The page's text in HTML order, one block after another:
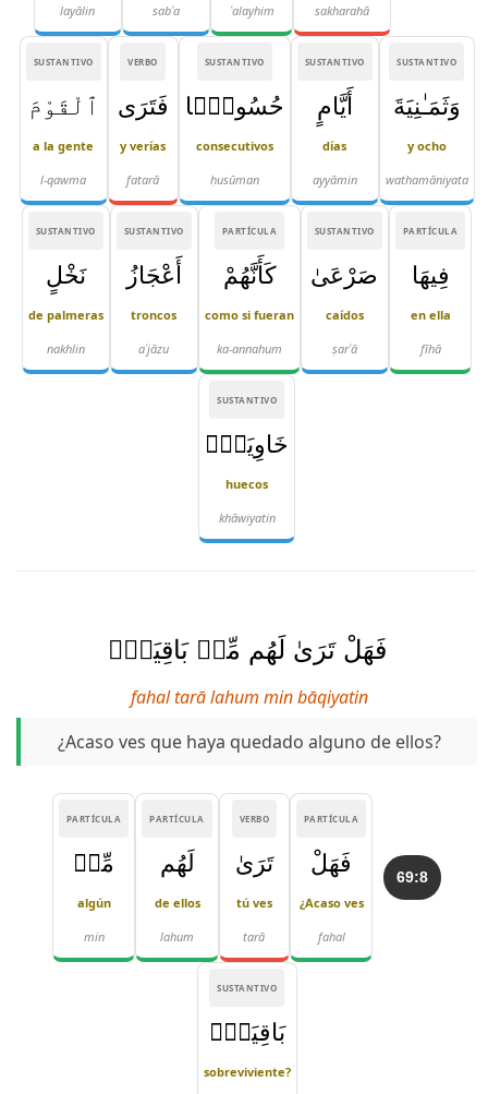
sakharahā
ʿalayhim
sabʿa
layālin
SUSTANTIVO
وَثَمَـٰنِيَةَ
y ocho
wathamāniyata
SUSTANTIVO
أَيَّامٍ
días
ayyāmin
SUSTANTIVO
حُسُومًۭا
consecutivos
ḥusūman
VERBO
فَتَرَى
y verías
fatarā
SUSTANTIVO
ٱلْقَوْمَ
a la gente
l-qawma
PARTÍCULA
فِيهَا
en ella
fīhā
SUSTANTIVO
صَرْعَىٰ
caídos
ṣarʿā
PARTÍCULA
كَأَنَّهُمْ
como si fueran
ka-annahum
SUSTANTIVO
أَعْجَازُ
troncos
aʿjāzu
SUSTANTIVO
نَخْلٍ
de palmeras
nakhlin
SUSTANTIVO
خَاوِيَةٍۢ
huecos
khāwiyatin
فَهَلْ تَرَىٰ لَهُم مِّنۢ بَاقِيَةٍۢ
fahal tarā lahum min bāqiyatin
¿Acaso ves que haya quedado alguno de ellos?
69:8
PARTÍCULA
فَهَلْ
¿Acaso ves
fahal
VERBO
تَرَىٰ
tú ves
tarā
PARTÍCULA
لَهُم
de ellos
lahum
PARTÍCULA
مِّنۢ
algún
min
SUSTANTIVO
بَاقِيَةٍۢ
sobreviviente?